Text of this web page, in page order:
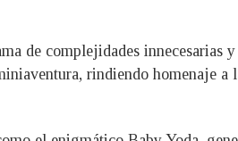
de complejidades innecesarias
rindiendo homenaje